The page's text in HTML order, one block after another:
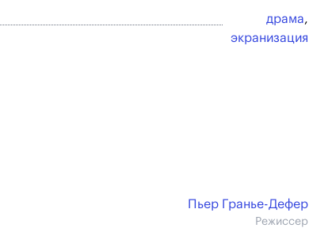
драма,
экранизация
Пьер Гранье-Дефер
Режиссер